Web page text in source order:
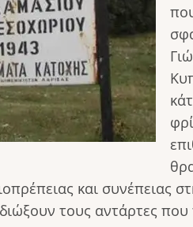
και
τους αντάρτες που